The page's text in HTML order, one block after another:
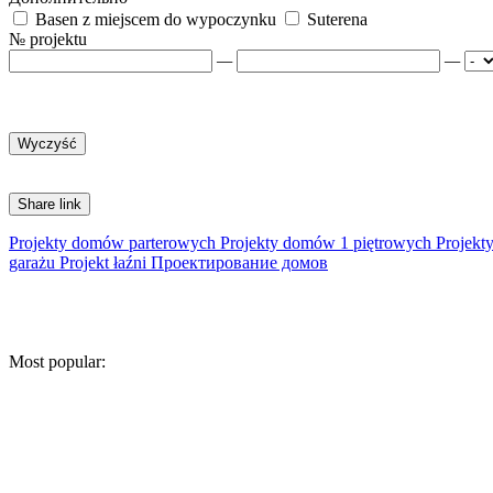
Basen z miejscem do wypoczynku
Suterena
№ projektu
—
—
Share link
Projekty domów parterowych Projekty domów 1 piętrowych
garażu Projekt łaźni Проектирование домов
Most popular: